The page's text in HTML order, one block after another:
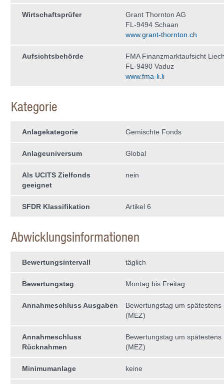
Wirtschaftsprüfer
Grant Thornton AG
FL-9494 Schaan
www.grant-thornton.ch
Aufsichtsbehörde
FMA Finanzmarktaufsicht
FL-9490 Vaduz
www.fma-li.li
Kategorie
Anlagekategorie Gemischte Fonds
Anlageuniversum Global
Als UCITS Zielfonds
geeignet
nein
SFDR Klassifikation Artikel 6
Abwicklungsinformationen
Bewertungsintervall täglich
Bewertungstag Montag bis Freitag
Annahmeschluss Ausgaben
Bewertungstag um spätestens
(MEZ)
Annahmeschluss
Rücknahmen
Bewertungstag um spätestens
(MEZ)
Minimumanlage keine